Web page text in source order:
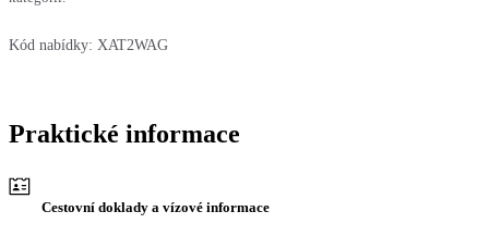
Kód nabídky: XAT2WAG
Praktické informace
Cestovní doklady a vízové informace